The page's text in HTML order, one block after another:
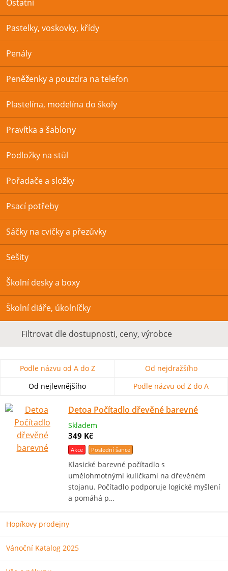
Ostatní
Pastelky, voskovky, křídy
Penály
Peněženky a pouzdra na telefon
Plastelína, modelína do školy
Pravítka a šablony
Podložky na stůl
Pořadače a složky
Psací potřeby
Sáčky na cvičky a přezůvky
Sešity
Školní desky a boxy
Školní diáře, úkolníčky
Filtrovat dle dostupnosti, ceny, výrobce
Podle názvu od A do Z
Od nejdražšího
Od nejlevnějšího
Podle názvu od Z do A
Detoa Počítadlo dřevěné barevné
Skladem
349 Kč
Akce Poslední šance
Klasické barevné počítadlo s
umělohmotnými kuličkami na dřevěném
stojanu. Počítadlo podporuje logické myšlení
a pomáhá p…
Hopíkovy prodejny
Vánoční Katalog 2025